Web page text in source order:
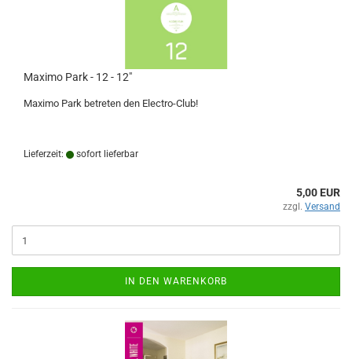
Maximo Park - 12 - 12"
Maximo Park betreten den Electro-Club!
Lieferzeit: sofort lieferbar
5,00 EUR
zzgl. Versand
IN DEN WARENKORB